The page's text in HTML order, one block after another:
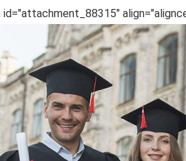
id="attachment_88315"